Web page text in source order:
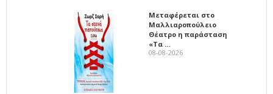
Μεταφέρεται στο
Μαλλιαροπούλειο
Θέατρο η παράσταση
«Τα …
08-08-2026